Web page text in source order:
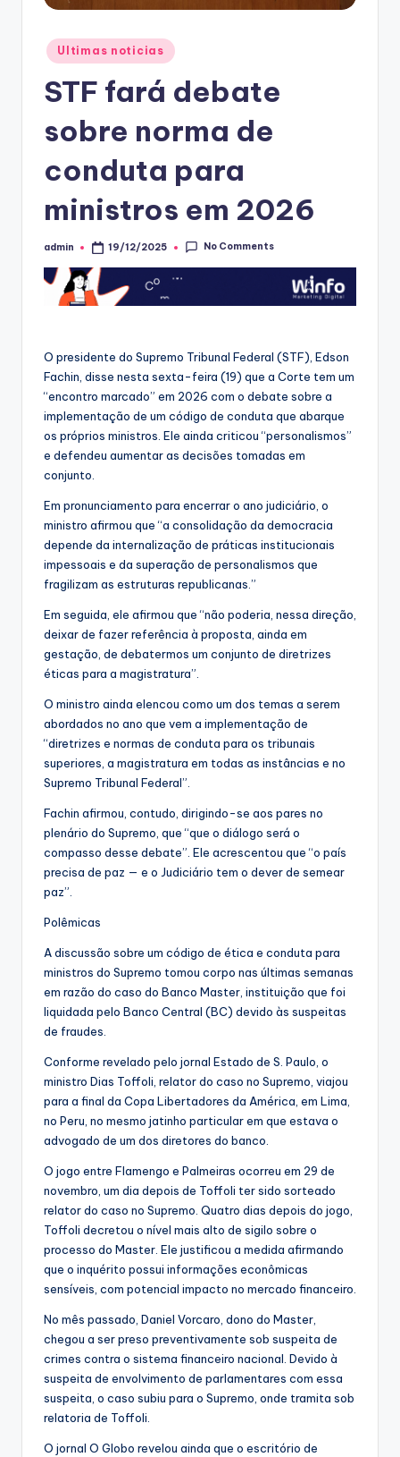
Posted
in
Ultimas noticias
STF fará debate
sobre norma de
conduta para
ministros em 2026
Posted
admin 19/12/2025 No Comments
O presidente do Supremo Tribunal Federal (STF), Edson
Fachin, disse nesta sexta-feira (19) que a Corte tem um
“encontro marcado” em 2026 com o debate sobre a
implementação de um código de conduta que abarque
os próprios ministros. Ele ainda criticou “personalismos”
e defendeu aumentar as decisões tomadas em
conjunto.
Em pronunciamento para encerrar o ano judiciário, o
ministro afirmou que “a consolidação da democracia
depende da internalização de práticas institucionais
impessoais e da superação de personalismos que
fragilizam as estruturas republicanas.”
Em seguida, ele afirmou que “não poderia, nessa direção,
deixar de fazer referência à proposta, ainda em
gestação, de debatermos um conjunto de diretrizes
éticas para a magistratura”.
O ministro ainda elencou como um dos temas a serem
abordados no ano que vem a implementação de
“diretrizes e normas de conduta para os tribunais
superiores, a magistratura em todas as instâncias e no
Supremo Tribunal Federal”.
Fachin afirmou, contudo, dirigindo-se aos pares no
plenário do Supremo, que “que o diálogo será o
compasso desse debate”. Ele acrescentou que “o país
precisa de paz — e o Judiciário tem o dever de semear
paz”.
Polêmicas
A discussão sobre um código de ética e conduta para
ministros do Supremo tomou corpo nas últimas semanas
em razão do caso do Banco Master, instituição que foi
liquidada pelo Banco Central (BC) devido às suspeitas
de fraudes.
Conforme revelado pelo jornal Estado de S. Paulo, o
ministro Dias Toffoli, relator do caso no Supremo, viajou
para a final da Copa Libertadores da América, em Lima,
no Peru, no mesmo jatinho particular em que estava o
advogado de um dos diretores do banco.
O jogo entre Flamengo e Palmeiras ocorreu em 29 de
novembro, um dia depois de Toffoli ter sido sorteado
relator do caso no Supremo. Quatro dias depois do jogo,
Toffoli decretou o nível mais alto de sigilo sobre o
processo do Master. Ele justificou a medida afirmando
que o inquérito possui informações econômicas
sensíveis, com potencial impacto no mercado financeiro.
No mês passado, Daniel Vorcaro, dono do Master,
chegou a ser preso preventivamente sob suspeita de
crimes contra o sistema financeiro nacional. Devido à
suspeita de envolvimento de parlamentares com essa
suspeita, o caso subiu para o Supremo, onde tramita sob
relatoria de Toffoli.
O jornal O Globo revelou ainda que o escritório de